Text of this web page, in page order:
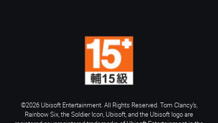
©2026 Ubisoft Entertainment. All Rights Reserved. Tom Clancy’s,
Rainbow Six, the Soldier Icon, Ubisoft, and the Ubisoft logo are